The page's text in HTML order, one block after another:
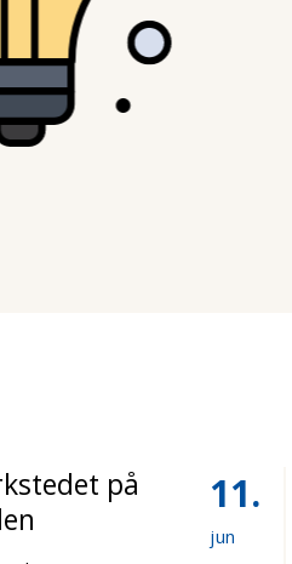
på
11
jun